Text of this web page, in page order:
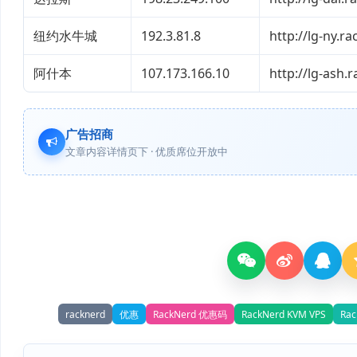
纽约水牛城 192.3.81.8 http://lg-
阿什本 107.173.166.10 http://lg-
广告招商
文章内容详情页下 · 优质席位开放中
racknerd 优惠 RackNerd 优惠码 RackNerd KVM VPS